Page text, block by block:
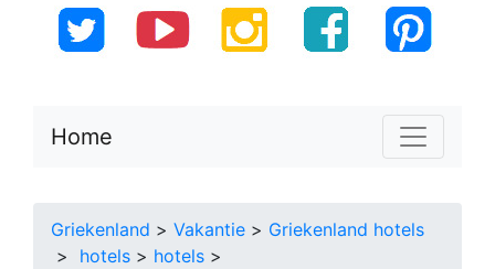
Home
Griekenland > Vakantie > Griekenland hotels
>
hotels > hotels >